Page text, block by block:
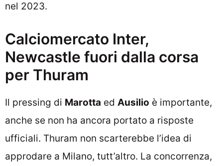
nel 2023.
Calciomercato Inter,
Newcastle fuori dalla corsa
per Thuram
Il pressing di Marotta ed Ausilio è importante,
anche se non ha ancora portato a risposte
ufficiali. Thuram non scarterebbe l’idea di
approdare a Milano, tutt’altro. La concorrenza,